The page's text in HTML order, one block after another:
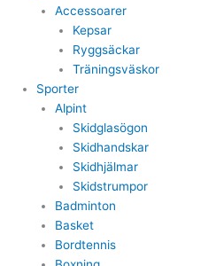
Accessoarer
Kepsar
Ryggsäckar
Träningsväskor
Sporter
Alpint
Skidglasögon
Skidhandskar
Skidhjälmar
Skidstrumpor
Badminton
Basket
Bordtennis